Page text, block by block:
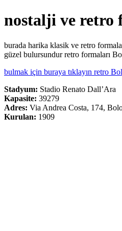
nostalji ve retro
burada harika klasik ve retro
güzel bulursundur retro formaları
bulmak için buraya tıklayın retro
Stadyum: Stadio Renato Dall’Ara
Kapasite: 39279
Adres: Via Andrea Costa, 174,
Kurulan: 1909